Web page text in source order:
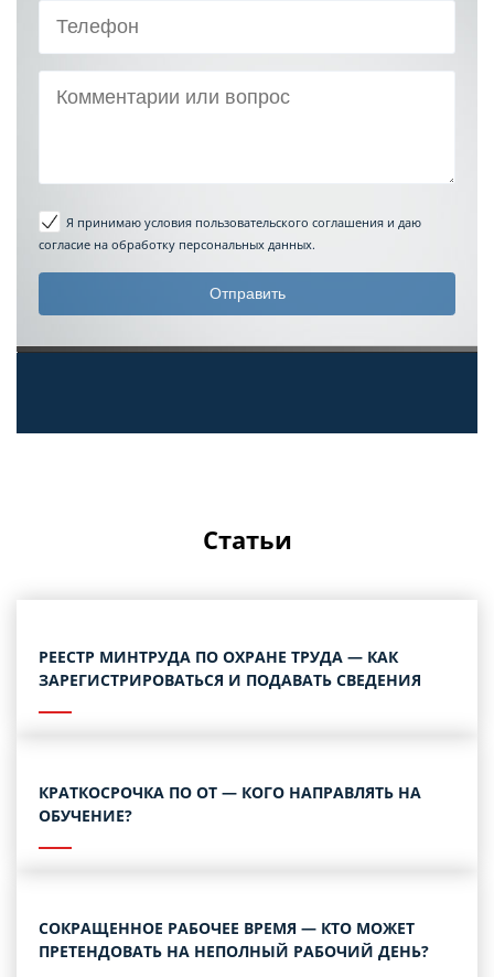
Я принимаю условия пользовательского соглашения и даю
согласие на обработку персональных данных.
Статьи
РЕЕСТР МИНТРУДА ПО ОХРАНЕ ТРУДА — КАК
ЗАРЕГИСТРИРОВАТЬСЯ И ПОДАВАТЬ СВЕДЕНИЯ
КРАТКОСРОЧКА ПО ОТ — КОГО НАПРАВЛЯТЬ НА
ОБУЧЕНИЕ?
СОКРАЩЕННОЕ РАБОЧЕЕ ВРЕМЯ — КТО МОЖЕТ
ПРЕТЕНДОВАТЬ НА НЕПОЛНЫЙ РАБОЧИЙ ДЕНЬ?